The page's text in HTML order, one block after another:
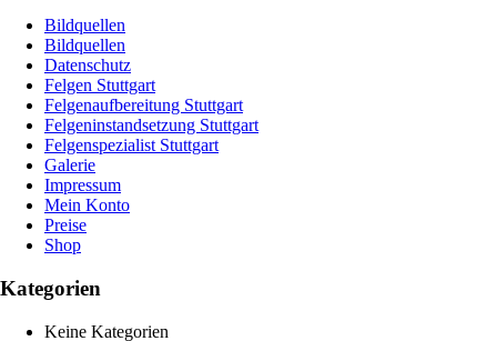
Bildquellen
Bildquellen
Datenschutz
Felgen Stuttgart
Felgenaufbereitung Stuttgart
Felgeninstandsetzung Stuttgart
Felgenspezialist Stuttgart
Galerie
Impressum
Mein Konto
Preise
Shop
Kategorien
Keine Kategorien